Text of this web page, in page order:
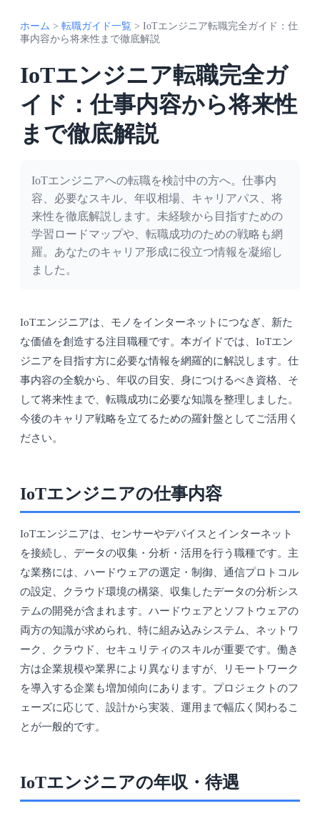
ホーム > 転職ガイド一覧 > IoTエンジニア転職完全ガイド：仕
事内容から将来性まで徹底解説
IoTエンジニア転職完全ガ
イド：仕事内容から将来性
まで徹底解説
IoTエンジニアへの転職を検討中の方へ。仕事内
容、必要なスキル、年収相場、キャリアパス、将
来性を徹底解説します。未経験から目指すための
学習ロードマップや、転職成功のための戦略も網
羅。あなたのキャリア形成に役立つ情報を凝縮し
ました。
IoTエンジニアは、モノをインターネットにつなぎ、新た
な価値を創造する注目職種です。本ガイドでは、IoTエン
ジニアを目指す方に必要な情報を網羅的に解説します。仕
事内容の全貌から、年収の目安、身につけるべき資格、そ
して将来性まで、転職成功に必要な知識を整理しました。
今後のキャリア戦略を立てるための羅針盤としてご活用く
ださい。
IoTエンジニアの仕事内容
IoTエンジニアは、センサーやデバイスとインターネット
を接続し、データの収集・分析・活用を行う職種です。主
な業務には、ハードウェアの選定・制御、通信プロトコル
の設定、クラウド環境の構築、収集したデータの分析シス
テムの開発が含まれます。ハードウェアとソフトウェアの
両方の知識が求められ、特に組み込みシステム、ネットワ
ーク、クラウド、セキュリティのスキルが重要です。働き
方は企業規模や業界により異なりますが、リモートワーク
を導入する企業も増加傾向にあります。プロジェクトのフ
ェーズに応じて、設計から実装、運用まで幅広く関わるこ
とが一般的です。
IoTエンジニアの年収・待遇